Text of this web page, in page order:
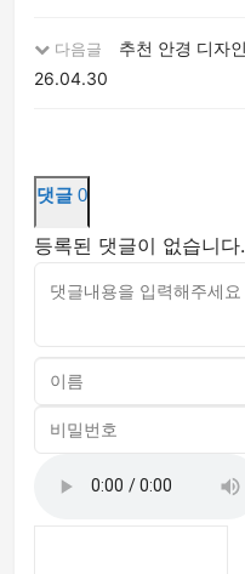
다음글
추천 안경 디자
26.04.30
댓글 0
등록된 댓글이 없습니다.